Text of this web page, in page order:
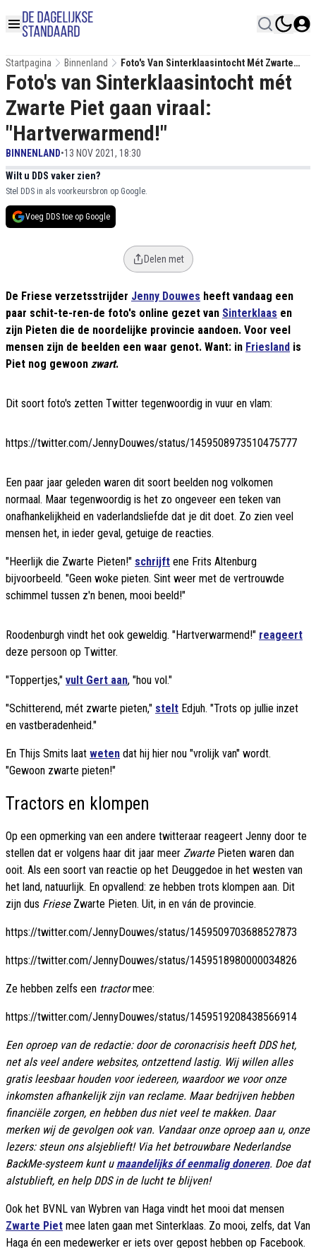
Startpagina Binnenland
Foto's Van Sinterklaasintocht Mét Zwarte
Piet Gaan Viraal: "Hartverwarmend!"
Foto's van Sinterklaasintocht mét
Zwarte Piet gaan viraal:
"Hartverwarmend!"
BINNENLAND•13 NOV 2021, 18:30
Wilt u DDS vaker zien?
Stel DDS in als voorkeursbron op Google.
Voeg DDS toe op Google
Delen met
De Friese verzetsstrijder Jenny Douwes heeft vandaag een
paar schit-te-ren-de foto's online gezet van Sinterklaas en
zijn Pieten die de noordelijke provincie aandoen. Voor veel
mensen zijn de beelden een waar genot. Want: in Friesland is
Piet nog gewoon zwart.
Dit soort foto's zetten Twitter tegenwoordig in vuur en vlam:
https://twitter.com/JennyDouwes/status/1459508973510475777
Een paar jaar geleden waren dit soort beelden nog volkomen
normaal. Maar tegenwoordig is het zo ongeveer een teken van
onafhankelijkheid en vaderlandsliefde dat je dit doet. Zo zien veel
mensen het, in ieder geval, getuige de reacties.
"Heerlijk die Zwarte Pieten!" schrijft ene Frits Altenburg
bijvoorbeeld. "Geen woke pieten. Sint weer met de vertrouwde
schimmel tussen z'n benen, mooi beeld!"
Roodenburgh vindt het ook geweldig. "Hartverwarmend!" reageert
deze persoon op Twitter.
"Toppertjes," vult Gert aan, "hou vol."
"Schitterend, mét zwarte pieten," stelt Edjuh. "Trots op jullie inzet
en vastberadenheid."
En Thijs Smits laat weten dat hij hier nou "vrolijk van" wordt.
"Gewoon zwarte pieten!"
Tractors en klompen
Op een opmerking van een andere twitteraar reageert Jenny door te
stellen dat er volgens haar dit jaar meer ZwartePieten waren dan
ooit. Als een soort van reactie op het Deuggedoe in het westen van
het land, natuurlijk. En opvallend: ze hebben trots klompen aan. Dit
zijn dus FrieseZwarte Pieten. Uit, in en ván de provincie.
https://twitter.com/JennyDouwes/status/1459509703688527873
https://twitter.com/JennyDouwes/status/1459518980000034826
Ze hebben zelfs een tractormee:
https://twitter.com/JennyDouwes/status/1459519208438566914
Een oproep van de redactie: door de coronacrisis heeft DDS het,
net als veel andere websites, ontzettend lastig. Wij willen alles
gratis leesbaar houden voor iedereen, waardoor we voor onze
inkomsten afhankelijk zijn van reclame. Maar bedrijven hebben
financiële zorgen, en hebben dus niet veel te makken. Daar
merken wij de gevolgen ook van. Vandaar onze oproep aan u, onze
lezers: steun ons alsjeblieft! Via het betrouwbare Nederlandse
BackMe-systeem kunt u maandelijks óf eenmalig doneren. Doe dat
alstublieft, en help DDS in de lucht te blijven!
Ook het BVNL van Wybren van Haga vindt het mooi dat mensen
Zwarte Piet mee laten gaan met Sinterklaas. Zo mooi, zelfs, dat Van
Haga én een medewerker er iets over gepost hebben op Facebook.